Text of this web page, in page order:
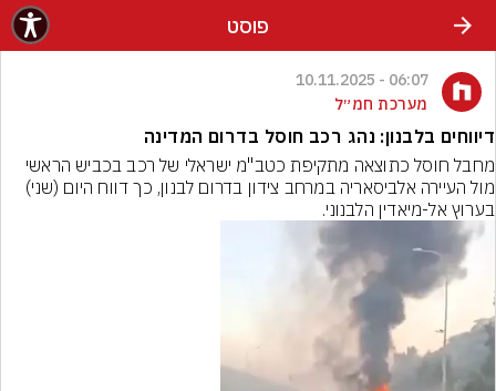
פוסט
06:07 - 10.11.2025
מערכת חמ״ל
דיווחים בלבנון: נהג רכב חוסל בדרום המדינה
בערוץ אל-מיאדין הלבנוני.